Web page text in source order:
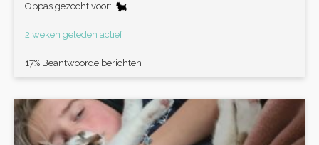
Oppas gezocht voor:
2 weken geleden actief
17% Beantwoorde berichten